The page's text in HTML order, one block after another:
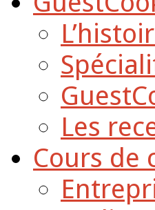
Les
Cours de